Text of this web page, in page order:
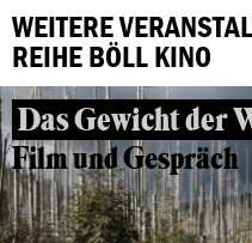
WEITERE
REIHE BÖLL KINO
Das Gewicht der
Film und Gespräch